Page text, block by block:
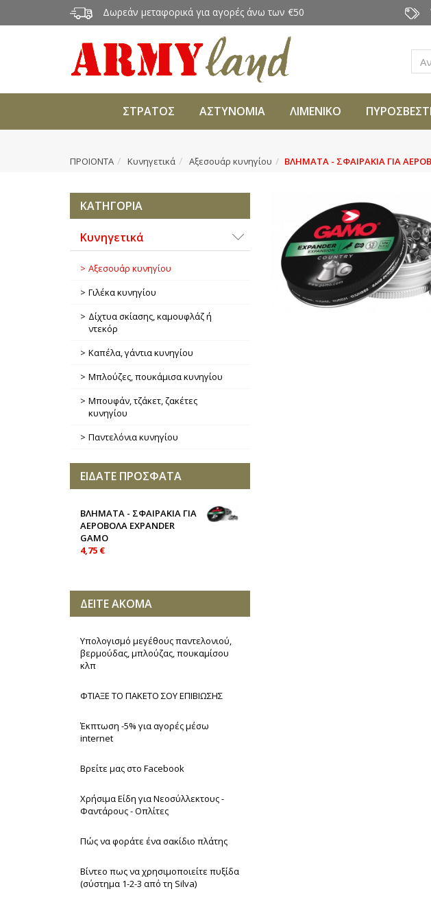
Δωρεάν μεταφορικά για αγορές άνω των €50
ΣΤΡΑΤΟΣ ΑΣΤΥΝΟΜΙΑ ΛΙΜΕΝΙΚΟ
ΠΡΟΙΟΝΤΑ Κυνηγετικά Αξεσουάρ κυνηγίου ΒΛΗΜΑΤΑ - ΣΦΑΙΡΑΚΙΑ ΓΙΑ
ΚΑΤΗΓΟΡΙΑ
Κυνηγετικά
Αξεσουάρ κυνηγίου
Γιλέκα κυνηγίου
Δίχτυα σκίασης, καμουφλάζ ή
ντεκόρ
Καπέλα, γάντια κυνηγίου
Μπλούζες, πουκάμισα κυνηγίου
Μπουφάν, τζάκετ, ζακέτες
κυνηγίου
Παντελόνια κυνηγίου
ΕΙΔΑΤΕ ΠΡΟΣΦΑΤΑ
ΒΛΗΜΑΤΑ - ΣΦΑΙΡΑΚΙΑ ΓΙΑ
ΑΕΡΟΒΟΛΑ EXPANDER
GAMO
4,75 €
ΔΕΙΤΕ ΑΚΟΜΑ
Υπολογισμό μεγέθους παντελονιού,
βερμούδας, μπλούζας, πουκαμίσου
κλπ
ΦΤΙΑΞΕ ΤΟ ΠΑΚΕΤΟ ΣΟΥ ΕΠΙΒΙΩΣΗΣ
Έκπτωση -5% για αγορές μέσω
internet
Βρείτε μας στο Facebook
Χρήσιμα Είδη για Νεοσύλλεκτους -
Φαντάρους - Οπλίτες
Πώς να φοράτε ένα σακίδιο πλάτης
Βίντεο πως να χρησιμοποιείτε πυξίδα
(σύστημα 1-2-3 από τη Silva)